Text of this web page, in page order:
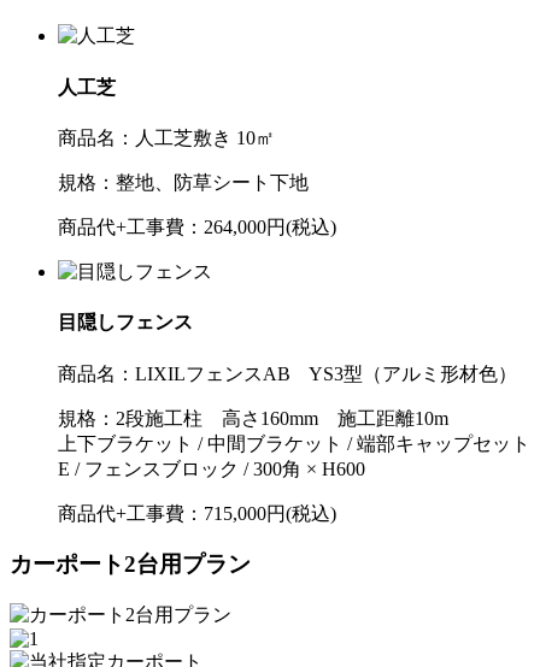
人工芝
商品名： 人工芝敷き 10㎡
規格： 整地、防草シート下地
商品代+工事費： 264,000円(税込)
目隠しフェンス
商品名： LIXILフェンスAB YS3型（アルミ形材色）
規格： 2段施工柱 高さ160mm 施工距離10m
上下ブラケット / 中間ブラケット / 端部キャップセット
E / フェンスブロック / 300角 × H600
商品代+工事費： 715,000円(税込)
カーポート2台用プラン